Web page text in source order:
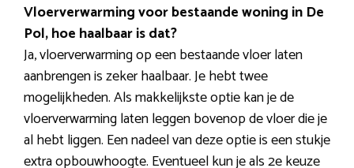
Vloerverwarming voor bestaande woning in De
Pol, hoe haalbaar is dat?
Ja, vloerverwarming op een bestaande vloer laten
aanbrengen is zeker haalbaar. Je hebt twee
mogelijkheden. Als makkelijkste optie kan je de
vloerverwarming laten leggen bovenop de vloer die je
al hebt liggen. Een nadeel van deze optie is een stukje
extra opbouwhoogte. Eventueel kun je als 2e keuze